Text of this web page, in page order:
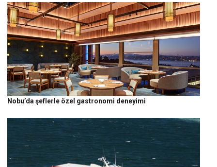
Nobu’da şeflerle özel gastronomi deneyimi